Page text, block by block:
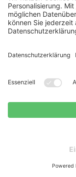
PV-Anlage
Die größten
wenn PV-Strom
sondern auch
für
werden, wenn
steuerbare
bevorzugt mit
Connect
System – und
optimal